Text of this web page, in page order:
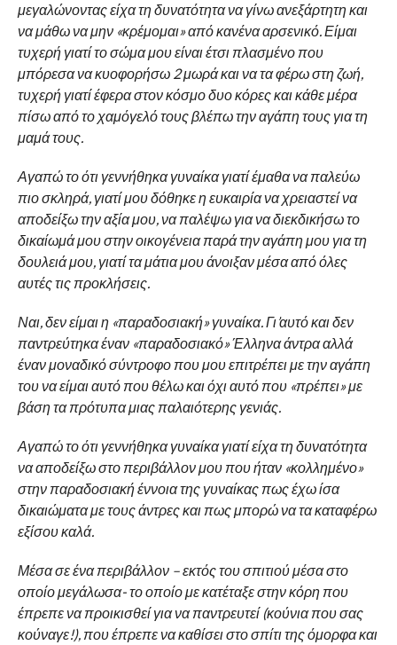
μεγαλώνοντας είχα τη δυνατότητα να γίνω ανεξάρτητη και
να μάθω να μην «κρέμομαι» από κανένα αρσενικό. Είμαι
τυχερή γιατί το σώμα μου είναι έτσι πλασμένο που
μπόρεσα να κυοφορήσω 2 μωρά και να τα φέρω στη ζωή,
τυχερή γιατί έφερα στον κόσμο δυο κόρες και κάθε μέρα
πίσω από το χαμόγελό τους βλέπω την αγάπη τους για τη
μαμά τους.
Αγαπώ το ότι γεννήθηκα γυναίκα γιατί έμαθα να παλεύω
πιο σκληρά, γιατί μου δόθηκε η ευκαιρία να χρειαστεί να
αποδείξω την αξία μου, να παλέψω για να διεκδικήσω το
δικαίωμά μου στην οικογένεια παρά την αγάπη μου για τη
δουλειά μου, γιατί τα μάτια μου άνοιξαν μέσα από όλες
αυτές τις προκλήσεις.
Ναι, δεν είμαι η «παραδοσιακή» γυναίκα. Γι’αυτό και δεν
παντρεύτηκα έναν «παραδοσιακό» Έλληνα άντρα αλλά
έναν μοναδικό σύντροφο που μου επιτρέπει με την αγάπη
του να είμαι αυτό που θέλω και όχι αυτό που «πρέπει» με
βάση τα πρότυπα μιας παλαιότερης γενιάς.
Αγαπώ το ότι γεννήθηκα γυναίκα γιατί είχα τη δυνατότητα
να αποδείξω στο περιβάλλον μου που ήταν «κολλημένο»
στην παραδοσιακή έννοια της γυναίκας πως έχω ίσα
δικαιώματα με τους άντρες και πως μπορώ να τα καταφέρω
εξίσου καλά.
Μέσα σε ένα περιβάλλον – εκτός του σπιτιού μέσα στο
οποίο μεγάλωσα- το οποίο με κατέταξε στην κόρη που
έπρεπε να προικισθεί για να παντρευτεί (κούνια που σας
κούναγε!), που έπρεπε να καθίσει στο σπίτι της όμορφα και